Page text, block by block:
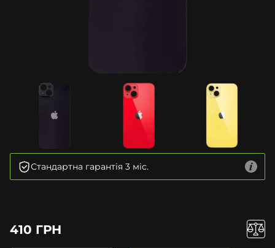
Стандартна гарантія 3 міс.
410 ГРН